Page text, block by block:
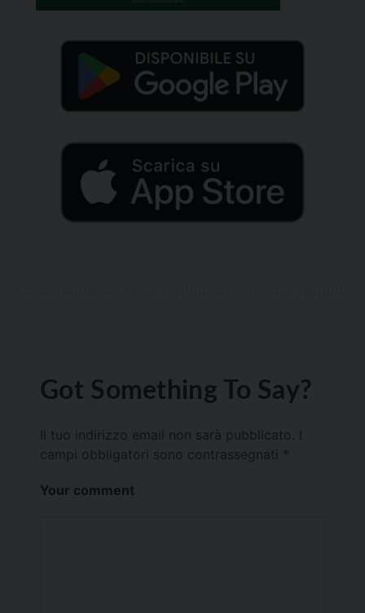
Got Something To Say?
Il tuo indirizzo email non sarà pubblicato.
campi obbligatori sono contrassegnati *
Your comment